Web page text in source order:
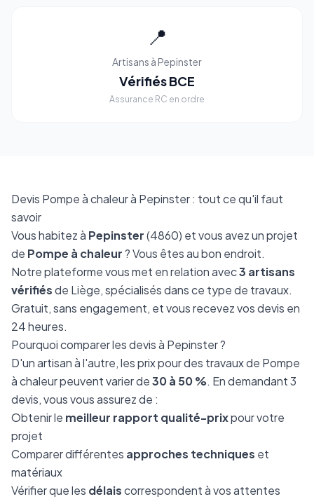
📍
Artisans à Pepinster
Vérifiés BCE
Assurance RC en ordre
Devis Pompe à chaleur à Pepinster : tout ce qu'il faut
savoir
Vous habitez à Pepinster(4860) et vous avez un projet
de Pompe à chaleur? Vous êtes au bon endroit.
Notre plateforme vous met en relation avec3 artisans
vérifiésde Liège, spécialisés dans ce type de travaux.
Gratuit, sans engagement, et vous recevez vos devis en
24 heures.
Pourquoi comparer les devis à Pepinster ?
D'un artisan à l'autre, les prix pour des travaux de Pompe
à chaleur peuvent varier de30 à 50 %. En demandant 3
devis, vous vous assurez de :
Obtenir le meilleur rapport qualité-prixpour votre
projet
Comparer différentes approches techniques et
matériaux
Vérifier que les délaiscorrespondent à vos attentes